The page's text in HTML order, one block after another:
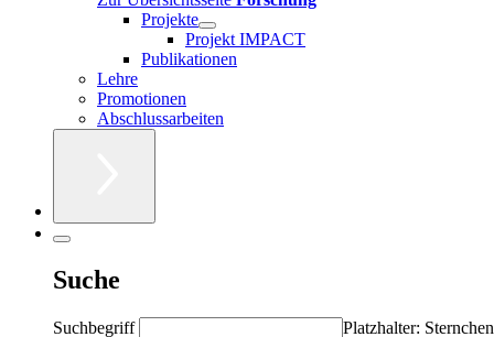
Projekte
Projekt IMPACT
Publikationen
Lehre
Promotionen
Abschlussarbeiten
Suche
Suchbegriff Platzhalter: